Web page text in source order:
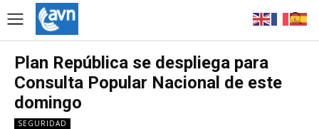
Plan República se despliega para
Consulta Popular Nacional de este
domingo
SEGURIDAD